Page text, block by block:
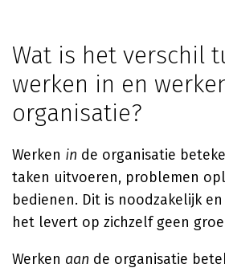
Wat is het verschil
werken in en
organisatie?
Werken in de organisatie
taken uitvoeren, problemen
bedienen. Dit is noodzakelijk
het levert op zichzelf geen
Werken aan de organisatie